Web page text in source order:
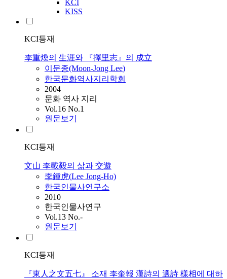
KCI
KISS
KCI등재
李重煥의 生涯와 『擇里志』의 成立
이문종(Moon-Jong Lee)
한국문화역사지리학회
2004
문화 역사 지리
Vol.16 No.1
원문보기
KCI등재
文山 李載毅의 삶과 交遊
李鍾虎(Lee Jong-Ho)
한국인물사연구소
2010
한국인물사연구
Vol.13 No.-
원문보기
KCI등재
『東人之文五七』 소재 李奎報 漢詩의 選詩 樣相에 대하